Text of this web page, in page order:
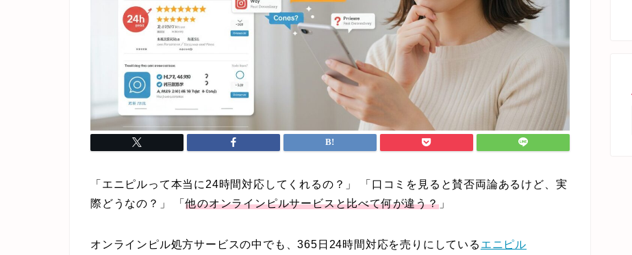
「エニピルって本当に24時間対応してくれるの？」 「口コミを見ると賛否両論あるけど、実
際どうなの？」 「他のオンラインピルサービスと比べて何が違う？」
オンラインピル処方サービスの中でも、365日24時間対応を売りにしている エニピル